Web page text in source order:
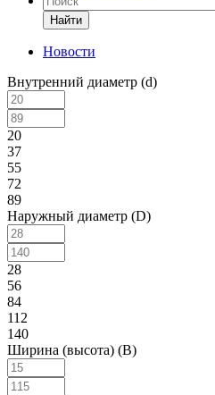
Найти
Новости
Внутренний диаметр (d)
20
37
55
72
89
Наружный диаметр (D)
28
56
84
112
140
Ширина (высота) (B)